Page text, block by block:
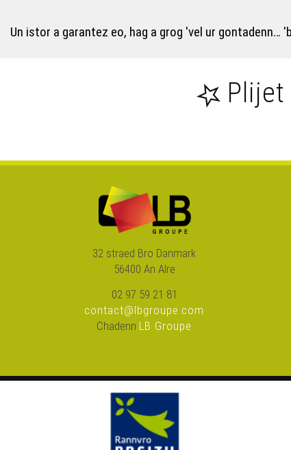
Un istor a garantez eo, hag a grog 'vel ur
32 straed Bro Danmark
56400 An Alre
02 97 59 21 81
contact@lbgroupe.com
Chadenn LB Groupe